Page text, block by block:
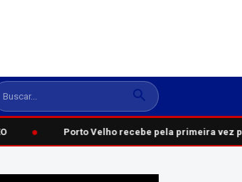
Porto Velho recebe pela primeira vez